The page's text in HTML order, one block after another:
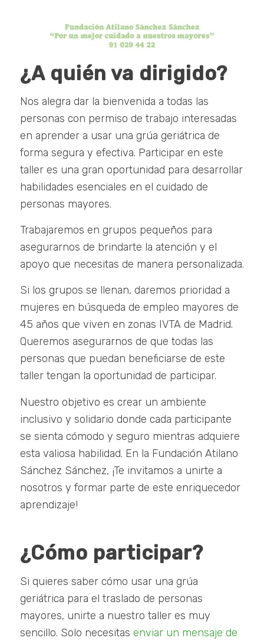
¿A quién va dirigido?
Nos alegra dar la bienvenida a todas las
personas con permiso de trabajo interesadas
en aprender a usar una grúa geriátrica de
forma segura y efectiva. Participar en este
taller es una gran oportunidad para desarrollar
habilidades esenciales en el cuidado de
personas mayores.
Trabajaremos en grupos pequeños para
asegurarnos de brindarte la atención y el
apoyo que necesitas de manera personalizada.
Si los grupos se llenan, daremos prioridad a
mujeres en búsqueda de empleo mayores de
45 años que viven en zonas IVTA de Madrid.
Queremos asegurarnos de que todas las
personas que puedan beneficiarse de este
taller tengan la oportunidad de participar.
Nuestro objetivo es crear un ambiente
inclusivo y solidario donde cada participante
se sienta cómodo y seguro mientras adquiere
esta valiosa habilidad. En la Fundación Atilano
Sánchez Sánchez, ¡Te invitamos a unirte a
nosotros y formar parte de este enriquecedor
aprendizaje!
¿Cómo participar?
Si quieres saber cómo usar una grúa
geriátrica para el traslado de personas
mayores, unirte a nuestro taller es muy
sencillo. Solo necesitas enviar un mensaje de